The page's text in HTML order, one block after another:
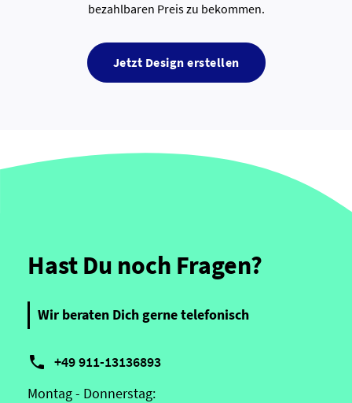
bezahlbaren Preis zu bekommen.
Jetzt Design erstellen
Hast Du noch Fragen?
Wir beraten Dich gerne telefonisch
 +49 911-13136893
Montag - Donnerstag: